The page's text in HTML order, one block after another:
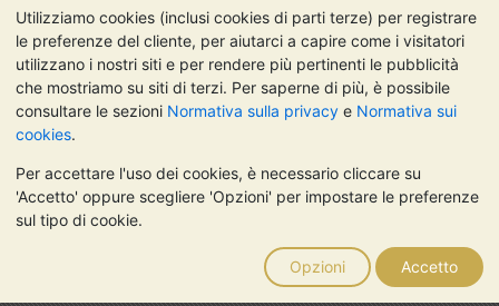
Utilizziamo cookies (inclusi cookies di parti terze) per registrare
le preferenze del cliente, per aiutarci a capire come i visitatori
utilizzano i nostri siti e per rendere più pertinenti le pubblicità
che mostriamo su siti di terzi. Per saperne di più, è possibile
consultare le sezioni Normativa sulla privacy e Normativa sui
cookies.
Per accettare l'uso dei cookies, è necessario cliccare su
'Accetto' oppure scegliere 'Opzioni' per impostare le preferenze
sul tipo di cookie.
Opzioni Accetto
Londra
W6 8DA
Regno Unito
TrustScore 4.7 | 488 recensioni
NOTA BENE: Il valore dei metalli preziosi può diminuire o
aumentare, e i trend storici non sono predittori dell'andamento
futuro. Nulla di quanto contenuto nei siti web di BullionVault o
nelle sue comunicazioni costituisce una consulenza sugli
investimenti. Si consiglia di rivolgersi a un professionista per